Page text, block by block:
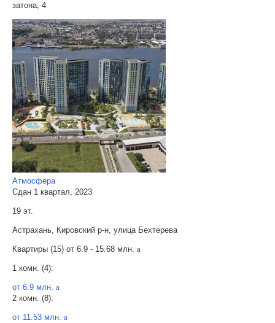
затона, 4
Атмосфера
Сдан 1 квартал, 2023
19 эт.
Астрахань, Кировский р-н, улица Бехтерева
Квартиры (15) от 6.9 - 15.68 млн. a
1 комн. (4):
от 6.9 млн. a
2 комн. (8):
от 11.53 млн. a